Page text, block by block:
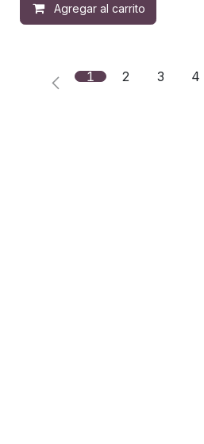
Agregar al carrito
1 2 3 4